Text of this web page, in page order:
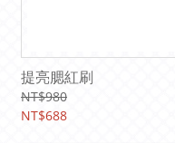
提亮腮紅刷
NT$980
NT$688